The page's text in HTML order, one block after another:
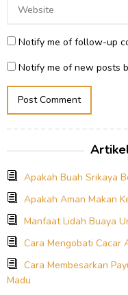
Notify me of follow-up
Notify me of new posts
Apakah Buah Srikaya
Apakah Aman Makan
Manfaat Lidah Buaya
Cara Mengobati Cacar
Cara Membesarkan
Madu